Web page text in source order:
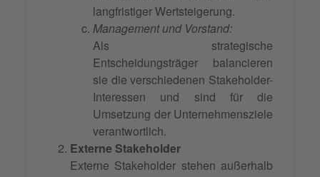
langfristiger Wertsteigerung.
Management und Vorstand:
Als strategische
Entscheidungsträger balancieren
sie die verschiedenen Stakeholder-
Interessen und sind für die
Umsetzung der Unternehmensziele
verantwortlich.
Externe Stakeholder
Externe Stakeholder stehen außerhalb